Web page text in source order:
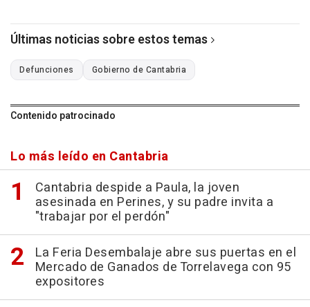
Últimas noticias sobre estos temas
Defunciones Gobierno de Cantabria
Contenido patrocinado
Lo más leído en Cantabria
Cantabria despide a Paula, la joven
asesinada en Perines, y su padre invita a
"trabajar por el perdón"
La Feria Desembalaje abre sus puertas en el
Mercado de Ganados de Torrelavega con 95
expositores